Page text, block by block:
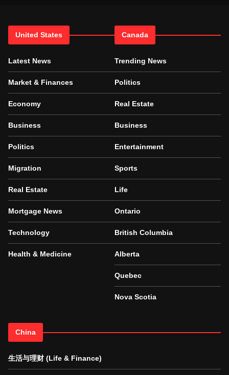
United States
Latest News
Market & Finances
Economy
Business
Politics
Migration
Real Estate
Mortgage News
Technology
Health & Medicine
Canada
Trending News
Politics
Real Estate
Business
Entertainment
Sports
Life
Ontario
British Columbia
Alberta
Quebec
Nova Scotia
China
生活与理财 (Life & Finance)